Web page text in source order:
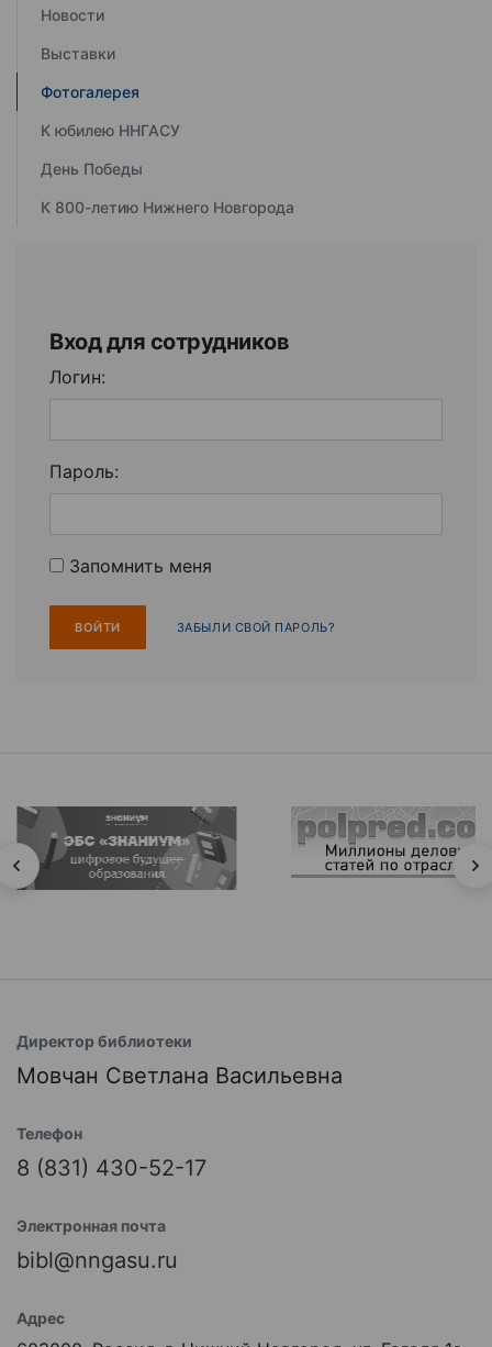
Новости
Выставки
Фотогалерея
К юбилею ННГАСУ
День Победы
К 800-летию Нижнего Новгорода
Вход для сотрудников
Логин:
Пароль:
Запомнить меня
ЗАБЫЛИ СВОЙ ПАРОЛЬ?
Директор библиотеки
Мовчан Светлана Васильевна
Телефон
8 (831) 430-52-17
Электронная почта
bibl@nngasu.ru
Адрес